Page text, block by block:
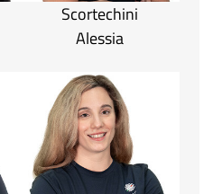
Scortechini
Alessia